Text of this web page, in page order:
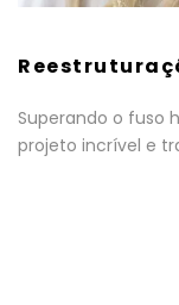
Superando o fuso
projeto incrível e